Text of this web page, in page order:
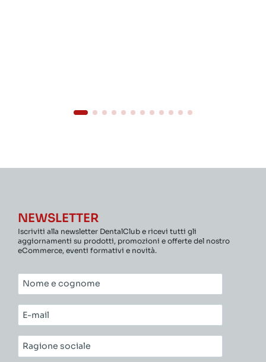
NEWSLETTER
Iscriviti alla newsletter DentalClub e ricevi tutti gli
aggiornamenti su prodotti, promozioni e offerte del nostro
eCommerce, eventi formativi e novità.
Nome
e
cognome*
E-
mail*
Ragione
sociale*